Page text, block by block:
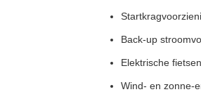
Back-up
Elektrische fietsen
Wind- en zonne-